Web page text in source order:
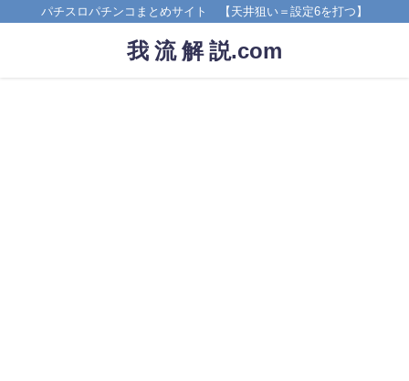
パチスロパチンコまとめサイト 【天井狙い＝設定6を打つ】
我 流 解 説.com